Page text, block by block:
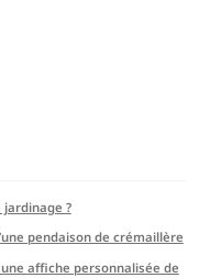
?
pendaison de crémaillère
affiche personnalisée de